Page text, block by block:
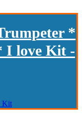
*
I love Kit -
Kit